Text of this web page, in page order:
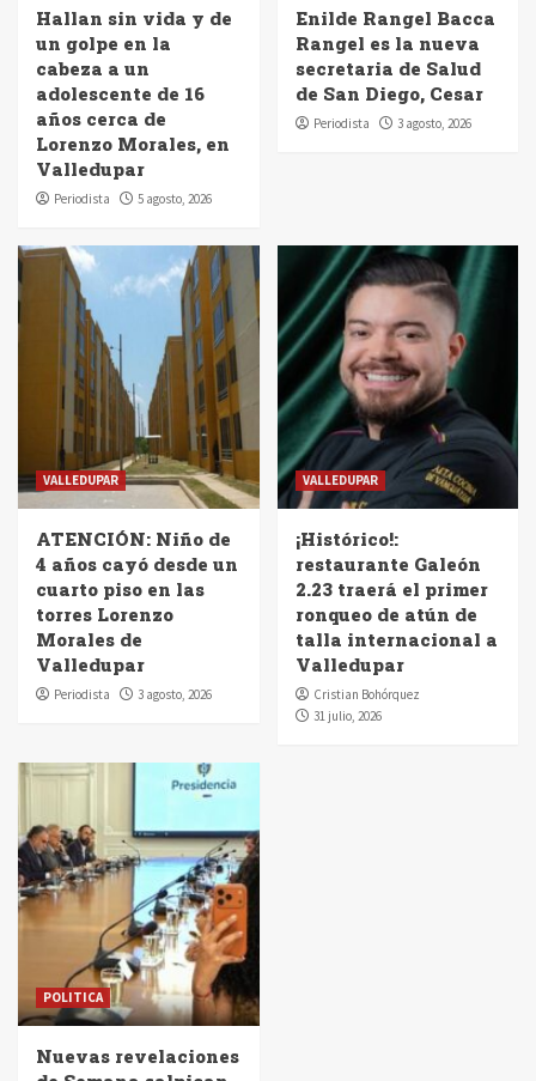
Hallan sin vida y de
un golpe en la
cabeza a un
adolescente de 16
años cerca de
Lorenzo Morales, en
Valledupar
Periodista 5 agosto, 2026
Enilde Rangel Bacca
Rangel es la nueva
secretaria de Salud
de San Diego, Cesar
Periodista 3 agosto, 2026
VALLEDUPAR
ATENCIÓN: Niño de
4 años cayó desde un
cuarto piso en las
torres Lorenzo
Morales de
Valledupar
Periodista 3 agosto, 2026
VALLEDUPAR
¡Histórico!:
restaurante Galeón
2.23 traerá el primer
ronqueo de atún de
talla internacional a
Valledupar
Cristian Bohórquez
31 julio, 2026
POLITICA
Nuevas revelaciones